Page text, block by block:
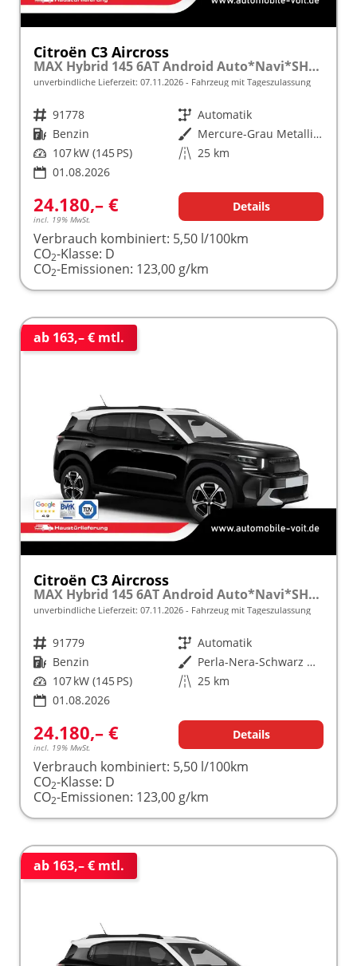
Citroën C3 Aircross
MAX Hybrid 145 6AT Android Auto*Navi*SHZ*Kamera*Totwinkel*Keyless*17"*Klimaauto
unverbindliche Lieferzeit: 07.11.2026 Fahrzeug mit Tageszulassung
Fahrzeugnr. 91778 Getriebe Automatik
Kraftstoff Benzin Außenfarbe
Mercure-Grau Metallic mit schwarzem Dach
Leistung 107 kW (145 PS) Kilometerstand 25 km
01.08.2026
24.180,– €
incl. 19% MwSt.
Details
Verbrauch kombiniert: 5,50 l/100km
CO2-Klasse: D
CO2-Emissionen: 123,00 g/km
ab 163,– € mtl.
Citroën C3 Aircross
MAX Hybrid 145 6AT Android Auto*Navi*SHZ*Kamera*Totwinkel*Keyless*17"*Klimaauto
unverbindliche Lieferzeit: 07.11.2026 Fahrzeug mit Tageszulassung
Fahrzeugnr. 91779 Getriebe Automatik
Kraftstoff Benzin Außenfarbe
Perla-Nera-Schwarz Metallic mit weißem Dach
Leistung 107 kW (145 PS) Kilometerstand 25 km
01.08.2026
24.180,– €
incl. 19% MwSt.
Details
Verbrauch kombiniert: 5,50 l/100km
CO2-Klasse: D
CO2-Emissionen: 123,00 g/km
ab 163,– € mtl.